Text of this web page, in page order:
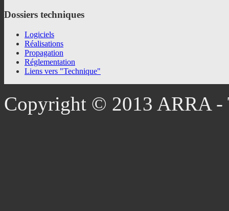
Dossiers techniques
Logiciels
Réalisations
Propagation
Réglementation
Liens vers "Technique"
Copyright © 2013 ARRA -